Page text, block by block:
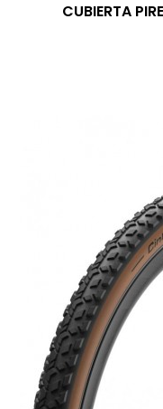
CUBIERTA